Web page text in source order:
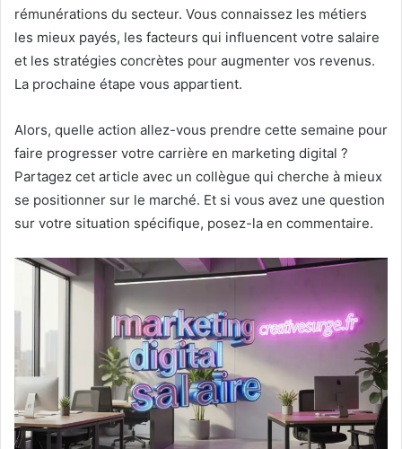
rémunérations du secteur. Vous connaissez les métiers
les mieux payés, les facteurs qui influencent votre salaire
et les stratégies concrètes pour augmenter vos revenus.
La prochaine étape vous appartient.
Alors, quelle action allez-vous prendre cette semaine pour
faire progresser votre carrière en marketing digital ?
Partagez cet article avec un collègue qui cherche à mieux
se positionner sur le marché. Et si vous avez une question
sur votre situation spécifique, posez-la en commentaire.